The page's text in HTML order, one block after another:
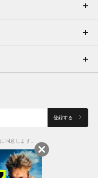
登録する
に同意します。